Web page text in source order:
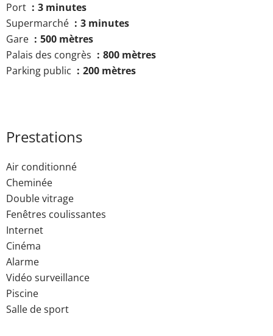
Port
3 minutes
Supermarché
3 minutes
Gare
500 mètres
Palais des congrès
800 mètres
Parking public
200 mètres
Prestations
Air conditionné
Cheminée
Double vitrage
Fenêtres coulissantes
Internet
Cinéma
Alarme
Vidéo surveillance
Piscine
Salle de sport